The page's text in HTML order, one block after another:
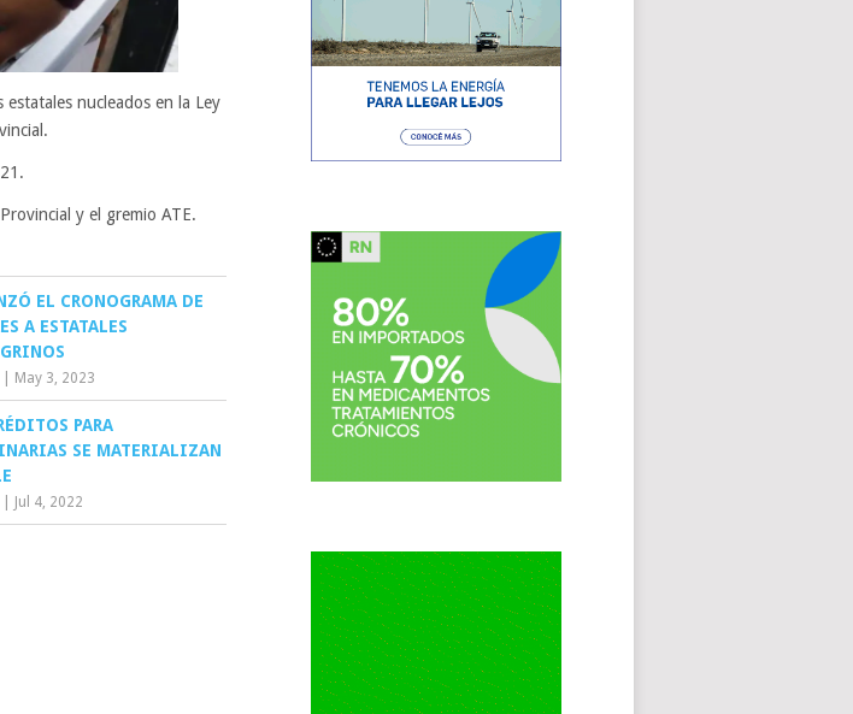
nucleados en la Ley
y el gremio ATE.
EL CRONOGRAMA DE
A ESTATALES
May 3, 2023
PARA
SE MATERIALIZAN
Jul 4, 2022